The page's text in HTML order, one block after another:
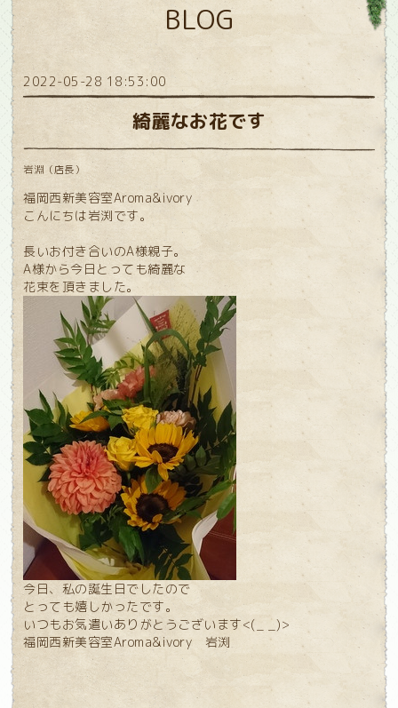
BLOG
2022-05-28 18:53:00
綺麗なお花です
岩淵（店長）
福岡西新美容室Aroma&ivory
こんにちは岩渕です。
長いお付き合いのA様親子。
A様から今日とっても綺麗な
花束を頂きました。
今日、私の誕生日でしたので
とっても嬉しかったです。
いつもお気遣いありがとうございます<(_ _)>
福岡西新美容室Aroma&ivory 岩渕